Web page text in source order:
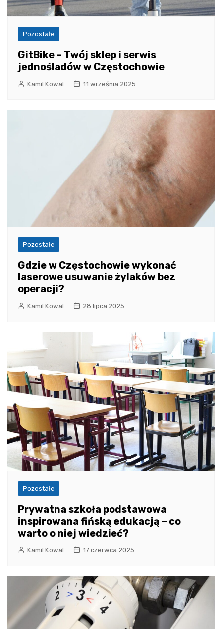
Pozostałe
GitBike – Twój sklep i serwis
jednośladów w Częstochowie
Kamil Kowal 11 września 2025
Pozostałe
Gdzie w Częstochowie wykonać
laserowe usuwanie żylaków bez
operacji?
Kamil Kowal 28 lipca 2025
Pozostałe
Prywatna szkoła podstawowa
inspirowana fińską edukacją – co
warto o niej wiedzieć?
Kamil Kowal 17 czerwca 2025